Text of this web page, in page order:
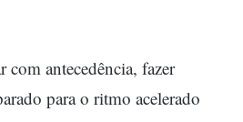
antecedência, fazer
para o ritmo acelerado